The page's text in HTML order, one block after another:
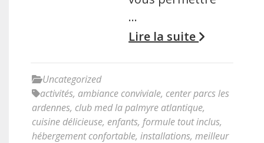
…
Lire la suite
Uncategorized
activités, ambiance conviviale, center parcs les
ardennes, club med la palmyre atlantique,
cuisine délicieuse, enfants, formule tout inclus,
hébergement confortable, installations, meilleur